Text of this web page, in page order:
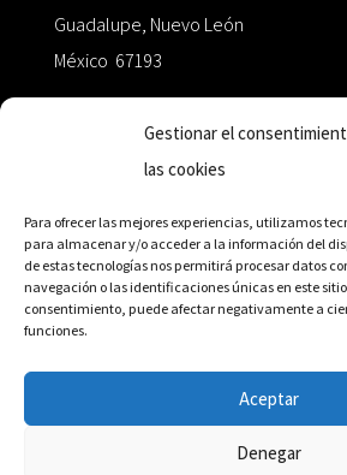
Gestionar el
las cookies
Para ofrecer las mejores experiencias, utilizamos
para almacenar y/o acceder a la información del
de estas tecnologías nos permitirá procesar datos
navegación o las identificaciones únicas en este
consentimiento, puede afectar negativamente a
funciones.
Aceptar
Denegar
Guadalupe, Nuevo León
México 67193
+52 811.499.5638
RED DE DISTRIBUCIÓN
Distribuidores en México y Octaedro